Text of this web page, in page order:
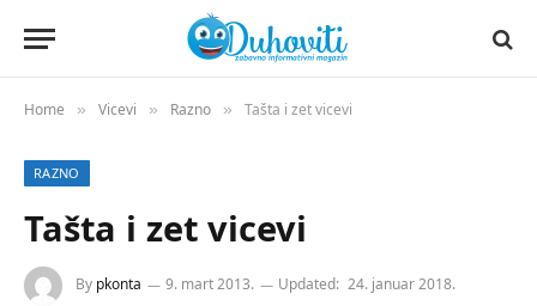
Home » Vicevi » Razno » Tašta i zet vicevi
RAZNO
Tašta i zet vicevi
By pkonta 9. mart 2013. Updated: 24. januar 2018.